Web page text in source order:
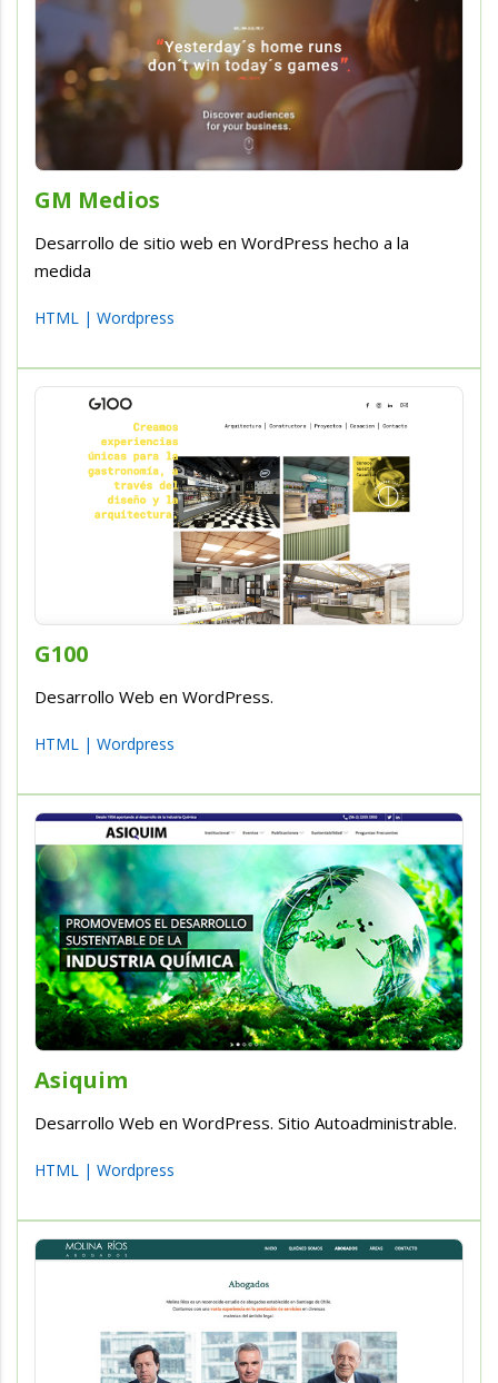
GM Medios
Desarrollo de sitio web en WordPress hecho a la
medida
HTML | Wordpress
G100
Desarrollo Web en WordPress.
HTML | Wordpress
Asiquim
Desarrollo Web en WordPress. Sitio Autoadministrable.
HTML | Wordpress